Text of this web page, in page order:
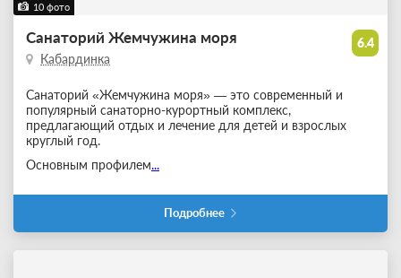
10 фото
6.4
Санаторий Жемчужина моря
Кабардинка
Санаторий «Жемчужина моря» — это современный и
популярный санаторно-курортный комплекс,
предлагающий отдых и лечение для детей и взрослых
круглый год.
Основным профилем...
Подробнее